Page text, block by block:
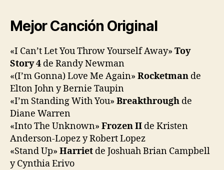
Mejor Canción Original
«I Can’t Let You Throw Yourself Away» Toy
Story 4 de Randy Newman
«(I’m Gonna) Love Me Again» Rocketman de
Elton John y Bernie Taupin
«I’m Standing With You» Breakthrough de
Diane Warren
«Into The Unknown» Frozen II de Kristen
Anderson-Lopez y Robert Lopez
«Stand Up» Harriet de Joshuah Brian Campbell
y Cynthia Erivo